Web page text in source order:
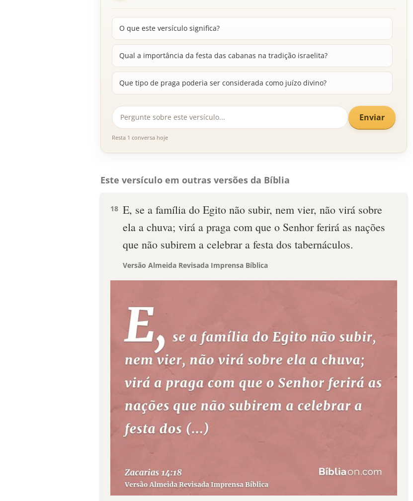
O que este versículo significa?
Qual a importância da festa das cabanas na tradição israelita?
Que tipo de praga poderia ser considerada como juízo divino?
Enviar
Resta 1 conversa hoje
Este versículo em outras versões da Bíblia
18 E, se a família do Egito não subir, nem vier, não virá sobre
ela a chuva; virá a praga com que o Senhor ferirá as nações
que não subirem a celebrar a festa dos tabernáculos.
Versão Almeida Revisada Imprensa Bíblica